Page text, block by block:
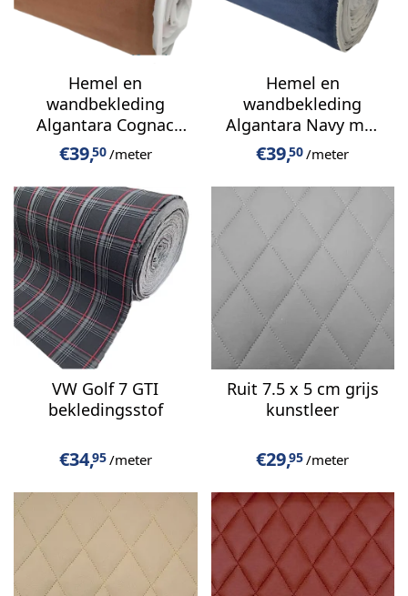
Hemel en
wandbekleding
Algantara Cognac
met rek
€39,50/meter
Hemel en
wandbekleding
Algantara Navy met
rek
€39,50/meter
VW Golf 7 GTI
bekledingsstof
€34,95/meter
Ruit 7.5 x 5 cm grijs
kunstleer
€29,95/meter